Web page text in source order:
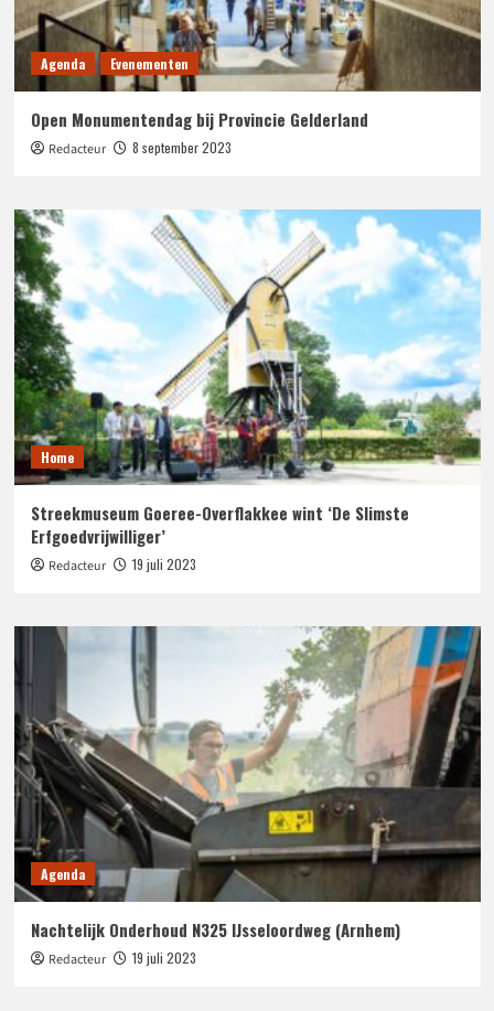
Agenda Evenementen
Open Monumentendag bij Provincie Gelderland
Redacteur 8 september 2023
Home
Streekmuseum Goeree-Overflakkee wint ‘De Slimste
Erfgoedvrijwilliger’
Redacteur 19 juli 2023
Agenda
Nachtelijk Onderhoud N325 IJsseloordweg (Arnhem)
Redacteur 19 juli 2023